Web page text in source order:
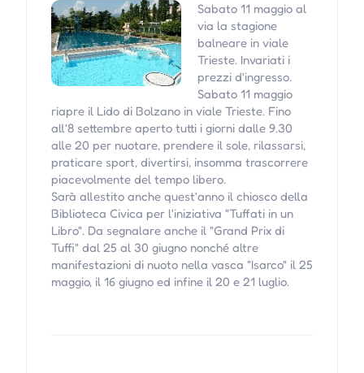
Sabato 11 maggio al
via la stagione
balneare in viale
Trieste. Invariati i
prezzi d'ingresso.
Sabato 11 maggio
riapre il Lido di Bolzano in viale Trieste. Fino
all'8 settembre aperto tutti i giorni dalle 9.30
alle 20 per nuotare, prendere il sole, rilassarsi,
praticare sport, divertirsi, insomma trascorrere
piacevolmente del tempo libero.
Sarà allestito anche quest'anno il chiosco della
Biblioteca Civica per l'iniziativa "Tuffati in un
Libro". Da segnalare anche il "Grand Prix di
Tuffi" dal 25 al 30 giugno nonché altre
manifestazioni di nuoto nella vasca "Isarco" il 25
maggio, il 16 giugno ed infine il 20 e 21 luglio.